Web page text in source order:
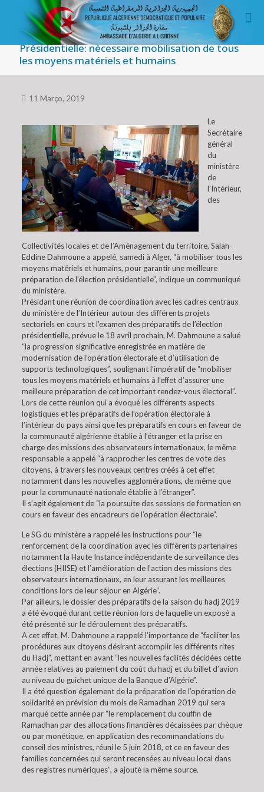
Présidentielle: nécessaire mobilisation de tous
les moyens matériels et humains
11 Março, 2019
Le
Secrétaire
général
du
ministère
de
l’Intérieur,
des
Collectivités locales et de l’Aménagement du territoire, Salah-
Eddine Dahmoune a appelé, samedi à Alger, “à mobiliser tous les
moyens matériels et humains, pour garantir une meilleure
préparation de l’élection présidentielle”, indique un communiqué
du ministère.
Présidant une réunion de coordination avec les cadres centraux
du ministère de l’Intérieur autour des différents projets
sectoriels en cours et l’examen des préparatifs de l’élection
présidentielle, prévue le 18 avril prochain, M. Dahmoune a salué
“la progression significative enregistrée en matière de
modernisation de l’opération électorale et d’utilisation de
supports technologiques”, soulignant l’impératif de “mobiliser
tous les moyens matériels et humains à l’effet d’assurer une
meilleure préparation de cet important rendez-vous électoral”.
Lors de cette réunion qui a évoqué les différents aspects
logistiques et les préparatifs de l’opération électorale à
l’intérieur du pays ainsi que les préparatifs en cours en faveur de
la communauté algérienne établie à l’étranger et la prise en
charge des missions des observateurs internationaux, le même
responsable a appelé “à rapprocher les centres de vote des
citoyens, à travers les nouveaux centres créés à cet effet
notamment dans les nouvelles agglomérations, de même que
pour la communauté nationale établie à l’étranger”.
Il s’agit également de “la poursuite des sessions de formation en
cours en faveur des encadreurs de l’opération électorale”.
Le SG du ministère a rappelé les instructions pour “le
renforcement de la coordination avec les différents partenaires
notamment la Haute Instance indépendante de surveillance des
élections (HIISE) et l’amélioration de l’action des missions des
observateurs internationaux, en leur assurant les meilleures
conditions lors de leur séjour en Algérie”.
Par ailleurs, le dossier des préparatifs de la saison du hadj 2019
a été évoqué durant cette réunion lors de laquelle un exposé a
été présenté sur le déroulement des préparatifs.
A cet effet, M. Dahmoune a rappelé l’importance de “faciliter les
procédures aux citoyens désirant accomplir les différents rites
du Hadj”, mettant en avant “les nouvelles facilités décidées cette
année relatives au paiement du coût du hadj et du billet d’avion
au niveau du guichet unique de la Banque d’Algérie”.
Il a été question également de la préparation de l’opération de
solidarité en prévision du mois de Ramadhan 2019 qui sera
marqué cette année par “le remplacement du couffin de
Ramadhan par des allocations financières décaissées par chèque
ou par monétique, en application des recommandations du
conseil des ministres, réuni le 5 juin 2018, et ce en faveur des
familles concernées qui seront recensées au niveau local dans
des registres numériques”, a ajouté la même source.